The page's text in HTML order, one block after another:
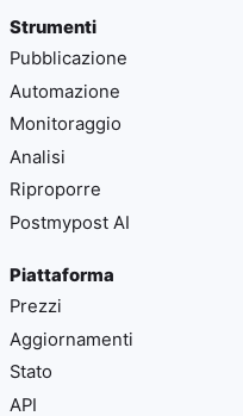
Strumenti
Pubblicazione
Automazione
Monitoraggio
Analisi
Riproporre
Postmypost AI
Piattaforma
Prezzi
Aggiornamenti
Stato
API